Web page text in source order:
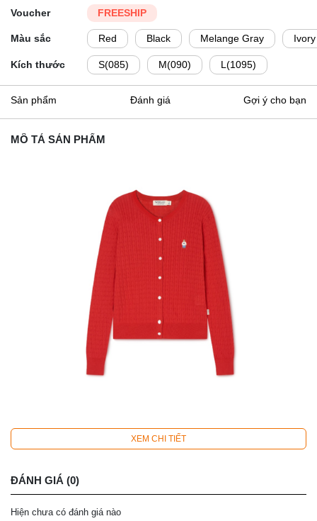
Voucher FREESHIP
Màu sắc Red Black Melange Gray Ivory
Kích thước S(085) M(090) L(1095)
Sản phẩm Đánh giá Gợi ý cho bạn
MÔ TẢ SẢN PHẨM
XEM CHI TIẾT
ĐÁNH GIÁ (0)
Hiện chưa có đánh giá nào